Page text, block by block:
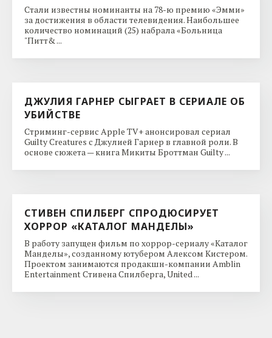
Стали известны номинанты на 78-ю премию «Эмми»
за достижения в области телевидения. Наибольшее
количество номинаций (25) набрала «Больница
"Питт& ...
ДЖУЛИЯ ГАРНЕР СЫГРАЕТ В СЕРИАЛЕ ОБ
УБИЙСТВЕ
Стриминг-сервис Apple TV+ анонсировал сериал
Guilty Creatures с Джулией Гарнер в главной роли. В
основе сюжета — книга Микиты Броттман Guilty ...
СТИВЕН СПИЛБЕРГ СПРОДЮСИРУЕТ
ХОРРОР «КАТАЛОГ МАНДЕЛЫ»
В работу запущен фильм по хоррор-сериалу «Каталог
Манделы», созданному ютубером Алексом Кистером.
Проектом занимаются продакшн-компании Amblin
Entertainment Стивена Спилберга, United ...